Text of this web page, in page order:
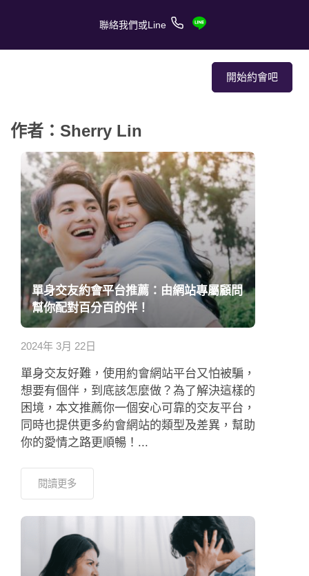
聯絡我們或Line
開始約會吧
關於我們
關於服務
客戶的愛情故事
報章媒體
約會技巧
約會助理App
聯絡我們
作者：Sherry Lin
單身交友約會平台推薦：由網站專屬顧問
幫你配對百分百的伴！
2024年 3月 22日
單身交友好難，使用約會網站平台又怕被騙，
想要有個伴，到底該怎麼做？為了解決這樣的
困境，本文推薦你一個安心可靠的交友平台，
同時也提供更多約會網站的類型及差異，幫助
你的愛情之路更順暢！...
閱讀更多